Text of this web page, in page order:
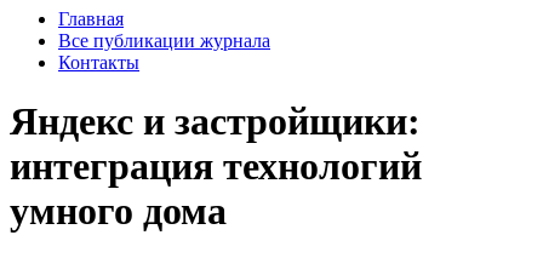
Главная
Все публикации журнала
Контакты
Яндекс и застройщики:
интеграция технологий
умного дома